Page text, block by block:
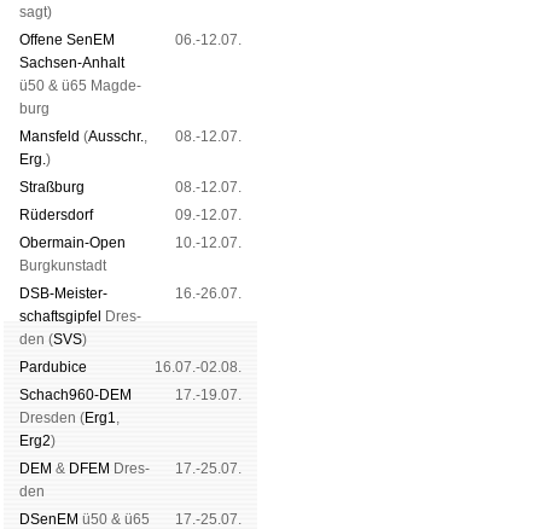
sagt)
Offene SenEM
Sach­sen-An­halt
ü50 & ü65 Mag­de­
burg
06.-12.07.
Mans­feld (Aus­schr.,
Erg.)
08.-12.07.
Straß­burg
08.-12.07.
Rüders­dorf
09.-12.07.
Ober­main-Open
Burg­kun­stadt
10.-12.07.
DSB-Meister­
schafts­gipfel
Dres­
den (SVS)
16.-26.07.
Pardu­bice
16.07.-02.08.
Schach960-DEM
Dres­den (Erg1,
Erg2)
17.-19.07.
DEM & DFEM Dres­
den
17.-25.07.
DSenEM ü50 & ü65
17.-25.07.